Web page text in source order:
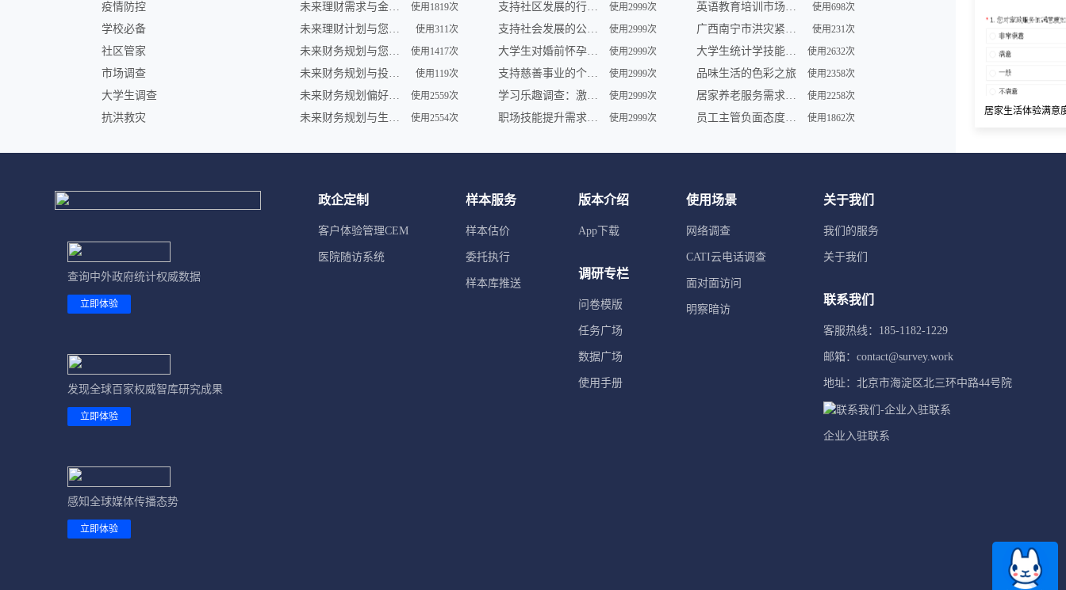
疫情防控
学校必备
社区管家
市场调查
大学生调查
抗洪救灾
未来理财需求与金融形势调查 使用1819次
未来理财计划与您共享 | 金融服务调查 使用311次
未来财务规划与您——一场智慧之旅 使用1417次
未来财务规划与投资展望调查 使用119次
未来财务规划偏好及理财趋势调查 使用2559次
未来财务规划与生活愿景调查 使用2554次
支持社区发展的行动调查 使用2999次
支持社会发展的公益组织参与及需求调查 使用2999次
大学生对婚前怀孕认知调查 使用2999次
支持慈善事业的个人行为调查 使用2999次
学习乐趣调查：激发学员学习动力 使用2999次
职场技能提升需求调查 使用2999次
英语教育培训市场调查问卷表模板 使用698次
广西南宁市洪灾紧急求助信息登记表 使用231次
大学生统计学技能调查问卷 使用2632次
品味生活的色彩之旅 使用2358次
居家养老服务需求调研问卷 使用2258次
员工主管负面态度问卷 使用1862次
居家生活体验满意
查询中外政府统计权威数据
立即体验
发现全球百家权威智库研究成果
立即体验
感知全球媒体传播态势
立即体验
政企定制
客户体验管理CEM
医院随访系统
样本服务
样本估价
委托执行
样本库推送
版本介绍
App下载
调研专栏
问卷模版
任务广场
数据广场
使用手册
使用场景
网络调查
CATI云电话调查
面对面访问
明察暗访
关于我们
我们的服务
关于我们
联系我们
客服热线：185-1182-1229
邮箱：contact@survey.work
地址：北京市海淀区北三环中路44号院
企业入驻联系